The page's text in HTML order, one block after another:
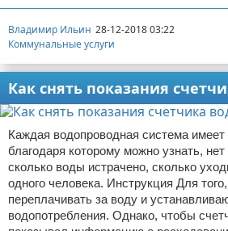
Владимир Ильин 28-12-2018 03:22
Коммунальные услуги
Как снять показания
Каждая водопроводная система имеет
благодаря которому можно узнать,
сколько воды истрачено, сколько
одного человека. Инструкция Для
переплачивать за воду и
водопотребления. Однако, чтобы